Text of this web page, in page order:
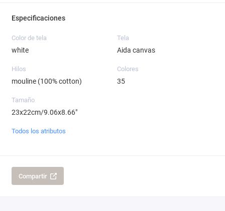
Especificaciones
Color de tela
white
Tela
Aida canvas
Hilos
mouline (100% cotton)
Colores
35
Tamaño
23x22cm/9.06x8.66"
Todos los atributos
Compartir